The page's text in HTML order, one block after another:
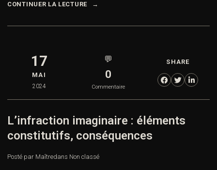
CONTINUER LA LECTURE
17
MAI
2024
💬
0
Commentaire
SHARE
L’infraction imaginaire : éléments
constitutifs, conséquences
Posté par Maîtredans Non classé